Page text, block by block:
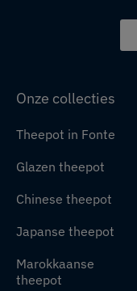
Onze collecties
Theepot in Fonte
Glazen theepot
Chinese theepot
Japanse theepot
Marokkaanse
theepot